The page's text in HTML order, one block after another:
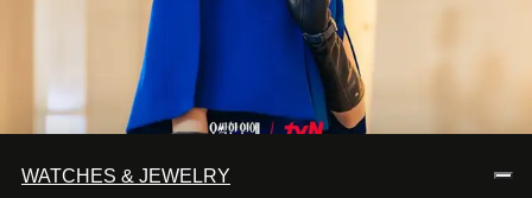
WATCHES & JEWELRY